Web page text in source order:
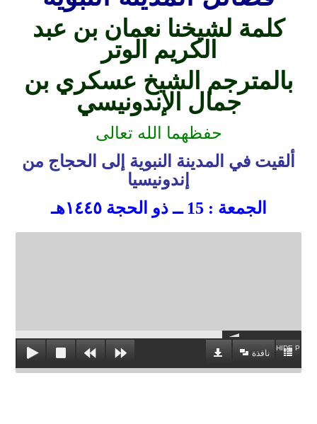
كلمة لشيخنا نعمان بن عبد
الكريم الوتر
بالمترجم الشيخ عسكري بن
جمال الإندونيسي
حفظهما الله تعالى
ألقيت في المدينة النبوية إلى الحجاج من
إندونيسيا
الجمعة : 15 ــ ذو الحجة ١٤٤٥هـ
HIDE
نافذة